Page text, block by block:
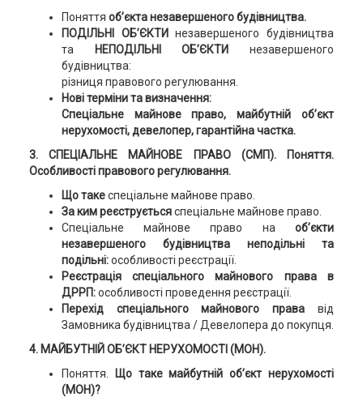
Поняття об’єкта незавершеного будівництва.
ПОДІЛЬНІ ОБ’ЄКТИнезавершеного будівництва
та НЕПОДІЛЬНІ ОБ’ЄКТИ незавершеного
будівництва:
різниця правового регулювання.
Нові терміни та визначення:
Спеціальне майнове право, майбутній об’єкт
нерухомості, девелопер, гарантійна частка.
3. СПЕЦІАЛЬНЕ МАЙНОВЕ ПРАВО (СМП). Поняття.
Особливості правового регулювання.
Що такеспеціальне майнове право.
За ким реєструєтьсяспеціальне майнове право.
Спеціальне майнове право наоб’єкти
незавершеного будівництва неподільні та
подільні:особливості реєстрації.
Реєстрація спеціального майнового права в
ДРРП:особливості проведення реєстрації.
Перехід спеціального майнового права від
Замовника будівництва / Девелопера до покупця.
4. МАЙБУТНІЙ ОБ’ЄКТ НЕРУХОМОСТІ (МОН).
Поняття. Що таке майбутній об’єкт нерухомості
(МОН)?